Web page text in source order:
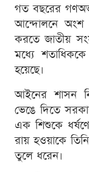
গত বছরের
আন্দোলনে অংশ
করতে জাতীয়
মধ্যে
হয়েছে।
আইনের শাসন
ভেঙে দিতে
এক শিশুকে
রায় হওয়াকে
তুলে ধরেন।